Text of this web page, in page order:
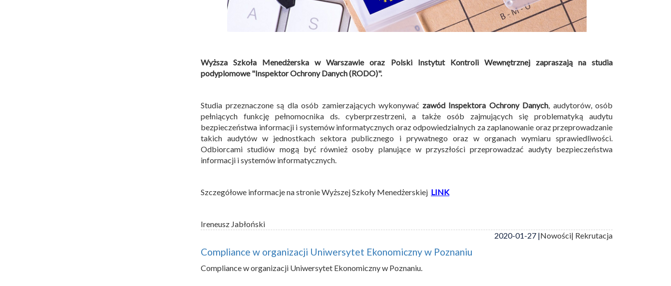
Wyższa Szkoła Menedżerska w Warszawie oraz Polski Instytut Kontroli Wewnętrznej zapraszają na studia
podyplomowe "Inspektor Ochrony Danych (RODO)".
Studia przeznaczone są dla osób zamierzających wykonywać zawód Inspektora Ochrony Danych, audytorów, osób
pełniących funkcję pełnomocnika ds. cyberprzestrzeni, a także osób zajmujących się problematyką audytu
bezpieczeństwa informacji i systemów informatycznych oraz odpowiedzialnych za zaplanowanie oraz przeprowadzanie
takich audytów w jednostkach sektora publicznego i prywatnego oraz w organach wymiaru sprawiedliwości.
Odbiorcami studiów mogą być również osoby planujące w przyszłości przeprowadzać audyty bezpieczeństwa
informacji i systemów informatycznych.
Szczegółowe informacje na stronie Wyższej Szkoły Menedżerskiej LINK
Ireneusz Jabłoński
2020-01-27 |Nowości| Rekrutacja
Compliance w organizacji Uniwersytet Ekonomiczny w Poznaniu
Compliance w organizacji Uniwersytet Ekonomiczny w Poznaniu.